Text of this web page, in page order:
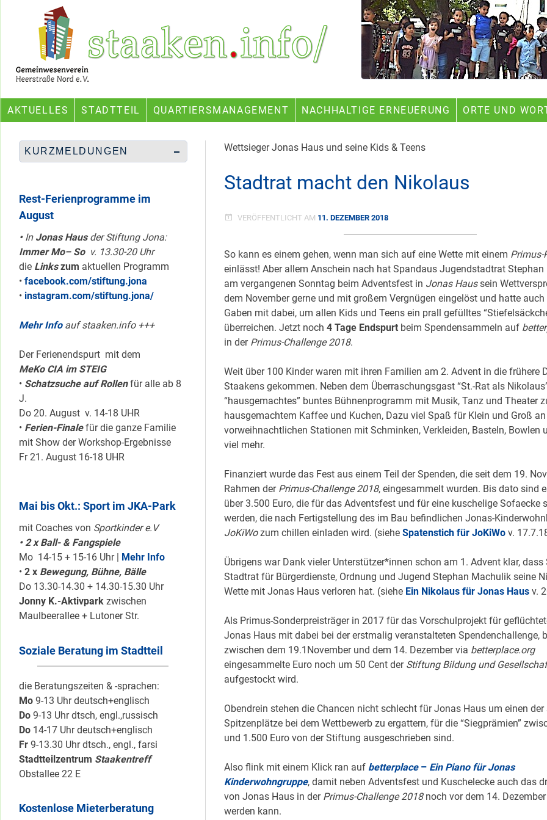
Ein Projekt des Gemeinwesenvereins Heerstraße Nord
AKTUELLES STADTTEIL QUARTIERSMANAGEMENT NACHHALTIGE ERNEUERUNG ORTE UND
Wettsieger Jonas Haus und seine Kids & Teens
Stadtrat macht den Nikolaus
VERÖFFENTLICHT AM 11. DEZEMBER 2018
So kann es einem gehen, wenn man sich auf eine Wette mit einem Primus-
einlässt! Aber allem Anschein nach hat Spandaus Jugendstadtrat
am vergangenen Sonntag beim Adventsfest in Jonas Haussein
dem November gerne und mit großem Vergnügen eingelöst und hatte auch
Gaben mit dabei, um allen Kids und Teens ein prall gefülltes
überreichen. Jetzt noch 4 Tage Endspurt beim Spendensammeln auf
in der Primus-Challenge 2018.
Weit über 100 Kinder waren mit ihren Familien am 2. Advent in die frühere
Staakens gekommen. Neben dem Überraschungsgast “St.-Rat als
“hausgemachtes” buntes Bühnenprogramm mit Musik, Tanz und Theater
hausgemachtem Kaffee und Kuchen, Dazu viel Spaß für Klein und Groß
vorweihnachtlichen Stationen mit Schminken, Verkleiden, Basteln, Bowlen
viel mehr.
Finanziert wurde das Fest aus einem Teil der Spenden, die seit dem 19.
Rahmen der Primus-Challenge 2018, eingesammelt wurden. Bis dato sind
über 3.500 Euro, die für das Adventsfest und für eine kuschelige Sofaecke
werden, die nach Fertigstellung des im Bau befindlichen Jonas-
JoKiWozum chillen einladen wird. (siehe Spatenstich für JoKiWov.
Übrigens war Dank vieler Unterstützer*innen schon am 1. Advent klar, dass
Stadtrat für Bürgerdienste, Ordnung und Jugend Stephan Machulik seine
Wette mit Jonas Haus verloren hat. (siehe Ein Nikolaus für Jonas Hausv.
Als Primus-Sonderpreisträger in 2017 für das Vorschulprojekt für
Jonas Haus mit dabei bei der erstmalig veranstalteten Spendenchallenge,
zwischen dem 19.1November und dem 14. Dezember via betterplace.org
eingesammelte Euro noch um 50 Cent der Stiftung Bildung und
aufgestockt wird.
Obendrein stehen die Chancen nicht schlecht für Jonas Haus um einen der
Spitzenplätze bei dem Wettbewerb zu ergattern, für die “Siegprämien”
und 1.500 Euro von der Stiftung ausgeschrieben sind.
Also flink mit einem Klick ran auf betterplace– Ein Piano für Jonas
Kinderwohngruppe, damit neben Adventsfest und Kuschelecke auch das
von Jonas Haus in der Primus-Challenge 2018noch vor dem 14.
werden kann.
KURZMELDUNGEN
Rest-Ferienprogramme im
August
•InJonas Hausder Stiftung Jona:
Immer Mo– So v. 13.30-20 Uhr
die Linkszum aktuellen Programm
• facebook.com/stiftung.jona
• instagram.com/stiftung.jona/
Mehr Infoauf staaken.info +++
Der Ferienendspurt mit dem
MeKo CIA im STEIG
• Schatzsuche auf Rollenfür alle ab 8
J.
Do 20. August v. 14-18 UHR
• Ferien-Finalefür die ganze Familie
mit Show der Workshop-Ergebnisse
Fr 21. August 16-18 UHR
Mai bis Okt.: Sport im JKA-Park
mit Coaches von Sportkinder e.V
• 2 x Ball- & Fangspiele
Mo 14-15 + 15-16 Uhr |
Mehr Info
• 2 x Bewegung, Bühne, Bälle
Do 13.30-14.30 + 14.30-15.30 Uhr
Jonny K.-Aktivpark zwischen
Maulbeerallee + Lutoner Str.
Soziale Beratung im Stadtteil
die Beratungszeiten & -sprachen:
Mo 9-13 Uhr deutsch+englisch
Do 9-13 Uhr dtsch, engl.,russisch
Do 14-17 Uhr deutsch+englisch
Fr 9-13.30 Uhr dtsch., engl., farsi
Stadtteilzentrum Staakentreff
Obstallee 22 E
Kostenlose Mieterberatung